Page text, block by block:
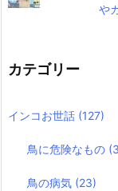
や
カテゴリー
インコお世話 (127)
鳥に危険なもの
鳥の病気 (23)